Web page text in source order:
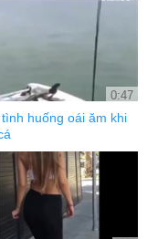
0:47
huống oái ăm khi